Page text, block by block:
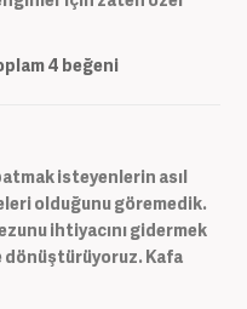
4 beğeni
isteyenlerin asıl
olduğunu göremedik.
ihtiyacını gidermek
Kafa